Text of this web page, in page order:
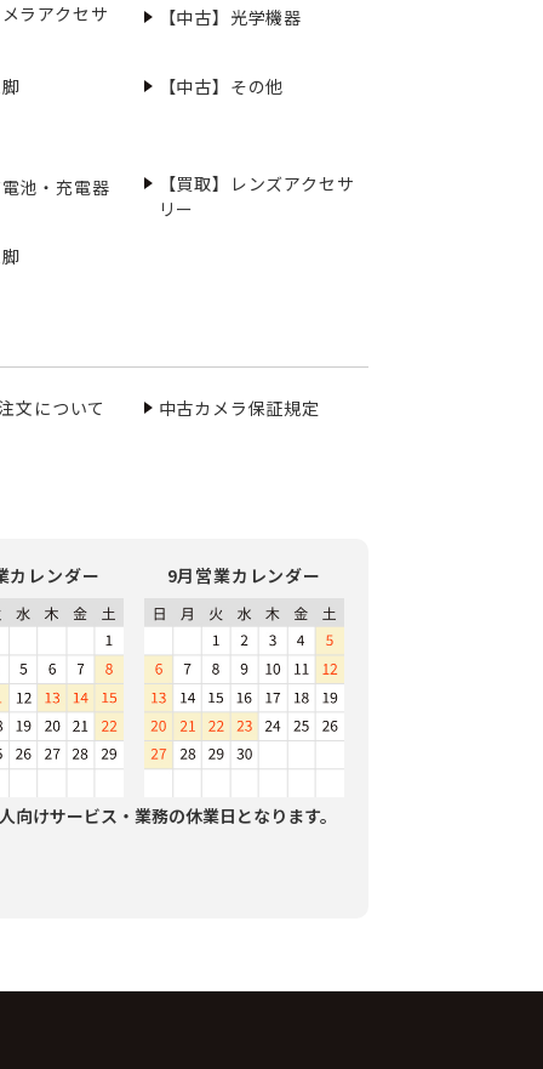
ラアクセサ 【中古】光学機器
【中古】その他
池・充電器
【買取】レンズアクセサ
リー
文について 中古カメラ保証規定
カレンダー 9月営業カレンダー
向けサービス・業務の休業日となります。